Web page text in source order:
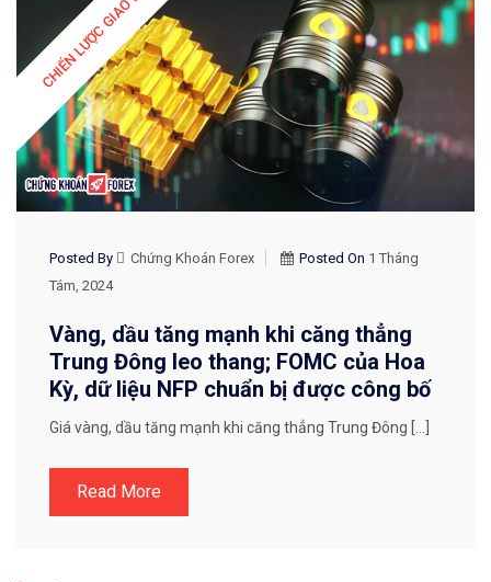
CHIẾN LƯỢC GIAO DỊCH
Posted By Chứng Khoán Forex Posted On 1 Tháng
Tám, 2024
Vàng, dầu tăng mạnh khi căng thẳng
Trung Đông leo thang; FOMC của Hoa
Kỳ, dữ liệu NFP chuẩn bị được công bố
Giá vàng, dầu tăng mạnh khi căng thẳng Trung Đông […]
Read More